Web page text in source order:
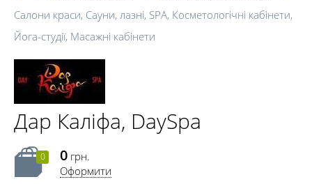
Салони краси, Сауни, лазні, SPA, Косметологічні кабінети,
Йога-студії, Масажні кабінети
Дар Каліфа, DaySpa
0 0 грн.
Оформити